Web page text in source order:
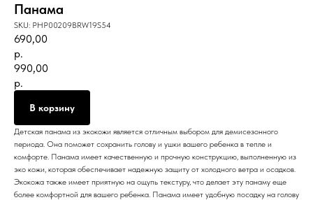
Панама
SKU: PHP00209BRW19S54
690,00
р.
990,00
р.
В корзину
Детская панама из экокожи является отличным выбором для демисезонного
периода. Она поможет сохранить голову и ушки вашего ребенка в тепле и
комфорте. Панама имеет качественную и прочную конструкцию, выполненную из
эко кожи, которая обеспечивает надежную защиту от холодного ветра и осадков.
Экокожа также имеет приятную на ощупь текстуру, что делает эту панаму еще
более комфортной для вашего ребенка. Панама имеет удобную посадку на голову